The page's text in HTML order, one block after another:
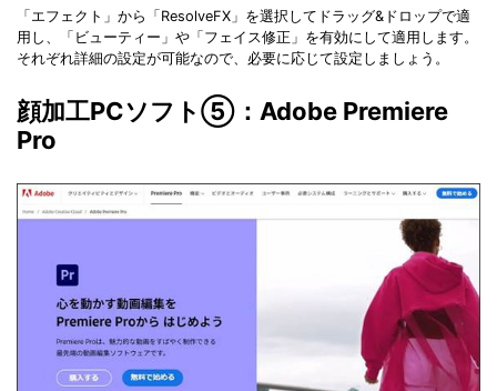
「エフェクト」から「ResolveFX」を選択してドラッグ&ドロップで適
用し、「ビューティー」や「フェイス修正」を有効にして適用します。
それぞれ詳細の設定が可能なので、必要に応じて設定しましょう。
顔加工PCソフト⑤：Adobe Premiere
Pro